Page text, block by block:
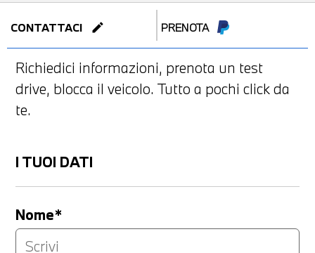
CONTATTACI edit PRENOTA
Richiedici informazioni, prenota un test
drive, blocca il veicolo. Tutto a pochi click da
te.
I TUOI DATI
Nome*